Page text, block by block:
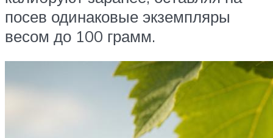
посев одинаковые экземпляры
весом до 100 грамм.